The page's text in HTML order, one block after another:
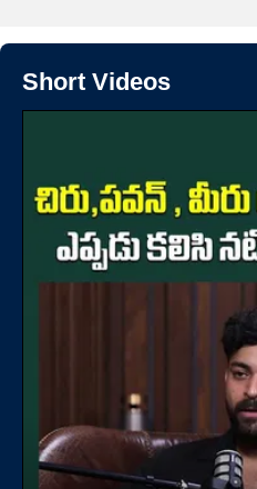
Short Videos